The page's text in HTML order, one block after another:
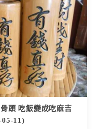
頭 吃飯變成吃麻吉
05-11)